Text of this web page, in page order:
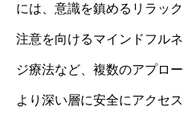
には、意識を鎮めるリラッ
注意を向けるマインドフル
ジ療法など、複数のアプロ
より深い層に安全にアクセ